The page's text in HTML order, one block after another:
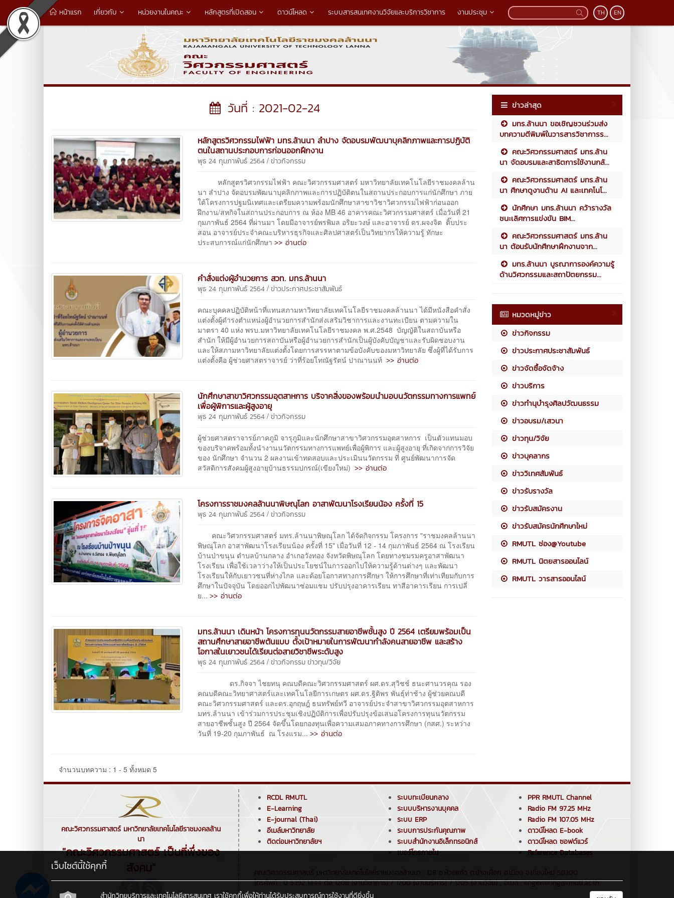
หน้าแรก เกี่ยวกับ หน่วยงานในคณะ หลักสูตรที่เปิดสอน ดาวน์โหลด ระบบสารสนเทศงานวิจัยและบริการวิชาการ งานประชุม TH EN
วันที่ : 2021-02-24
หลักสูตรวิศวกรรมไฟฟ้า มทร.ล้านนา ลำปาง จัดอบรมพัฒนาบุคลิกภาพและการปฏิบัติ
ตนในสถานประกอบการก่อนออกฝึกงาน
พุธ 24 กุมภาพันธ์ 2564 /ข่าวกิจกรรม
หลักสูตรวิศวกรรมไฟฟ้า คณะวิศวกรรมศาสตร์ มหาวิทยาลัยเทคโนโลยีราชมงคลล้าน
นา ลำปาง จัดอบรมพัฒนาบุคลิกภาพและการปฏิบัติตนในสถานประกอบการแก่นักศึกษา ภาย
ใต้โครงการปฐมนิเทศและเตรียมความพร้อมนักศึกษาสาขาวิชาวิศวกรรมไฟฟ้าก่อนออก
ฝึกงาน/สหกิจในสถานประกอบการ ณ ห้อง MB 46 อาคารคณะวิศวกรรมศาสตร์ เมื่อวันที่ 21
กุมภาพันธ์ 2564 ที่ผ่านมา โดยมีอาจารย์พรพิมล อริยะวงษ์ และอาจารย์ ดร.ผจงจิต ติ๊บประ
สอน อาจารย์ประจำคณะบริหารธุรกิจและศิลปศาสตร์เป็นวิทยากรให้ความรู้ ทักษะ
ประสบการณ์แก่นักศึกษา>> อ่านต่อ
คำสั่งแต่งผู้อำนวยการ สวท. มทร.ล้านนา
พุธ 24 กุมภาพันธ์ 2564 /ข่าวประกาศประชาสัมพันธ์
คณะบุคคลปฏิบัติหน้าที่แทนสภามหาวิทยาลัยเทคโนโลยีราชมงคลล้านนา ได้มีหนังสือคำสั่ง
แต่งตั้งผู้ดำรงตำแหน่งผู้อำนวยการสำนักส่งเสริมวิชาการและงานทะเบียน ตามความใน
มาตรา 40 แห่ง พรบ.มหาวิทยาลัยเทคโนโลยีราชมงคล พ.ศ.2548 บัญญัติในสถาบันหรือ
สำนัก ให้มีผู้อำนวยการสถาบันหรือผู้อำนวยการสำนักเป็นผู้บังคับบัญชาและรับผิดชอบงาน
และให้สภามหาวิทยาลัยแต่งตั้งโดยการสรรหาตามข้อบังคับของมหาวิทยาลัย ซึ่งผู้ที่ได้รับการ
แต่งตั้งคือ ผู้ช่วยศาสตราจารย์ ว่าที่ร้อยโทณัฐรัตน์ ปาณานนท์>> อ่านต่อ
นักศึกษาสาขาวิศวกรรมอุตสาหการ บริจาคสิ่งของพร้อมนำมอบนวัตกรรมทางการแพทย์
เพื่อผู้พิการและผู้สูงอายุ
พุธ 24 กุมภาพันธ์ 2564 /ข่าวกิจกรรม
ผู้ช่วยศาสตราจารย์ภาคภูมิ จารุภูมิและนักศึกษาสาขาวิศวกรรมอุตสาหการ เป็นตัวแทนมอบ
ของบริจาคพร้อมทั้งนำงานนวัตกรรมทางการแพทย์เพื่อผู้พิการ และผู้สูงอายุ ที่เกิดจากการวิจัย
ของ นักศึกษา จำนวน 2 ผลงานเข้าทดสอบและประเมินนวัตกรรม ที่ ศูนย์พัฒนาการจัด
สวัสดิการสังคมผู้สูงอายุบ้านธรรมปกรณ์(เขียงใหม่)>> อ่านต่อ
โครงการราชมงคลล้านนาพิษณุโลก อาสาพัฒนาโรงเรียนน้อง ครั้งที่ 15
พุธ 24 กุมภาพันธ์ 2564 /ข่าวกิจกรรม
คณะวิศวกรรมศาสตร์ มทร.ล้านนาพิษณุโลก ได้จัดกิจกรรม โครงการ "ราชมงคลล้านนา
พิษณุโลก อาสาพัฒนาโรงเรียนน้อง ครั้งที่ 15" เมื่อวันที่ 12 - 14 กุมภาพันธ์ 2564 ณ โรงเรียน
บ้านป่าขนุน ตำบลบ้านกลาง อำเกอวังทอง จังหวัดพิษณุโลก โดยทางชมรมครูอาสาพัฒนา
โรงเรียน เพื่อใช้เวลาว่างให้เป็นประโยชน์ในการออกไปให้ความรู้ด้านต่างๆ และพัฒนา
โรงเรียนให้กับเยาวชนที่ห่างไกล และด้อยโอกาสทางการศึกษา ให้การศึกษาที่เท่าเทียมกับการ
ศึกษาในปัจจุบัน โดยออกไปพัฒนาซ่อมแชม ปรับปรุงอาคารเรียน ทาสีอาคารเรียน การเปลี่
ย...>> อ่านต่อ
มทร.ล้านนา เดินหน้า โครงการทุนนวัตกรรมสายอาชีพชั้นสูง ปี 2564 เตรียมพร้อมเป็น
สถานศึกษาสายอาชีพต้นแบบ ตั้งเป้าหมายในการพัฒนากำลังคนสายอาชีพ และสร้าง
โอกาสในเยาวชนได้เรียนต่อสายวิชาชีพระดับสูง
พุธ 24 กุมภาพันธ์ 2564 /ข่าวกิจกรรม ข่าวทุน/วิจัย
ดร.กิจจา ไชยทนุ คณบดีคณะวิศวกรรมศาสตร์ ผศ.ดร.สุวิชช์ ธนะศานวรคุณ รอง
คณบดีคณะวิทยาศาสตร์และเทคโนโลยีการเกษตร ผศ.ดร.ฐิติพร พันธุ์ท่าช้าง ผู้ช่วยคณบดี
คณะวิศวกรรมศาสตร์ และดร.อุกฤษฎ์ ธนทรัพย์ทวี อาจารย์ประจำสาขาวิศวกรรมอุตสาหการ
มทร.ล้านนา เข้าร่วมการประชุมเชิงปฏิบัติการเพื่อปรับปรุงข้อเสนอโครงการทุนนวัตกรรม
สายอาชีพชั้นสูง ปี 2564 จัดขึ้นโดยกองทุนเพื่อความเสมอภาคทางการศึกษา (กสศ.) ระหว่าง
วันที่ 19-20 กุมภาพันธ์ ณ โรงแรม...>> อ่านต่อ
จำนวนบทความ : 1 - 5 ทั้งหมด 5
ข่าวล่าสุด
มทร.ล้านนา ขอเชิญชวนร่วมส่ง
บทความตีพิมพ์ในวารสารวิชาการร...
คณะวิศวกรรมศาสตร์ มทร.ล้าน
นา จัดอบรมและสาธิตการใช้งานกล้...
คณะวิศวกรรมศาสตร์ มทร.ล้าน
นา ศึกษาดูงานด้าน AI และเทคโนโ...
นักศึกษา มทร.ล้านนา คว้ารางวัล
ชนะเลิศการแข่งขัน BIM...
คณะวิศวกรรมศาสตร์ มทร.ล้าน
นา ต้อนรับนักศึกษาฝึกงานจาก...
มทร.ล้านนา บูรณาการองค์ความรู้
ด้านวิศวกรรมและสถาปัตยกรรม...
หมวดหมู่ข่าว
ข่าวกิจกรรม
ข่าวประกาศประชาสัมพันธ์
ข่าวจัดซื้อจัดจ้าง
ข่าวบริการ
ข่าวทำนุบำรุงศิลปวัฒนธรรม
ข่าวอบรม/เสวนา
ข่าวทุน/วิจัย
ข่าวบุคลากร
ข่าววิเทศสัมพันธ์
ข่าวรับรางวัล
ข่าวรับสมัครงาน
ข่าวรับสมัครนักศึกษาใหม่
RMUTL ช่อง@Youtube
RMUTL นิตยสารออนไลน์
RMUTL วารสารออนไลน์
คณะวิศวกรรมศาสตร์ มหาวิทยาลัยเทคโนโลยีราชมงคลล้าน
นา
"คณะวิศวกรรมศาสตร์ เป็นที่พึ่งของ
สังคม"
RCDL RMUTL
E-Learning
E-journal (Thai)
อีเมล์มหาวิทยาลัย
ติดต่อมหาวิทยาลัยฯ
ระบบทะเบียนกลาง
ระบบบริหารงานบุคคล
ระบบ ERP
ระบบการประกันคุณภาพ
ระบบสำนักงานอิเล็กทรอนิกส์
เบอร์โทรภายใน
PPR RMUTL Channel
Radio FM 97.25 MHz
Radio FM 107.05 MHz
ดาวน์โหลด E-book
ดาวน์โหลด ซอฟต์แวร์
Reference Databases
คณะวิศวกรรมศาสตร์ มหาวิทยาลัยเทคโนโลยีราชมงคลล้านนา : 128 ถ.ห้วยแก้ว ต.ช้างเผือก อ.เมือง จ.เชียงใหม่ 50300
โทรศัพท์ : 0 5392 1444 ต่อ 1208 (งานวิชาการ) / 1200 (งานบริหาร) / 1205 (งานวิจัย) , อีเมล : engineering@rmutl.ac.th
เว็บไซต์นี้ใช้คุกกี้
สำนักวิทยบริการและเทคโนโลยีสารสนเทศ เราใช้คุกกี้เพื่อให้ท่านได้รับประสบการณ์การใช้งานที่ดียิ่งขึ้น